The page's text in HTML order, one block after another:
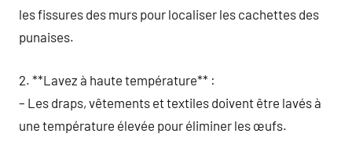
les fissures des murs pour localiser les cachettes des
punaises.
2. **Lavez à haute température** :
– Les draps, vêtements et textiles doivent être lavés à
une température élevée pour éliminer les œufs.